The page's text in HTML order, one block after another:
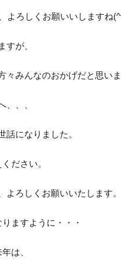
よろしくお願いいしますね
すが、
みんなのおかげだと思いま
、、、
話になりました。
ださい。
ろしくお願いいたします。
ますように・・・
は、